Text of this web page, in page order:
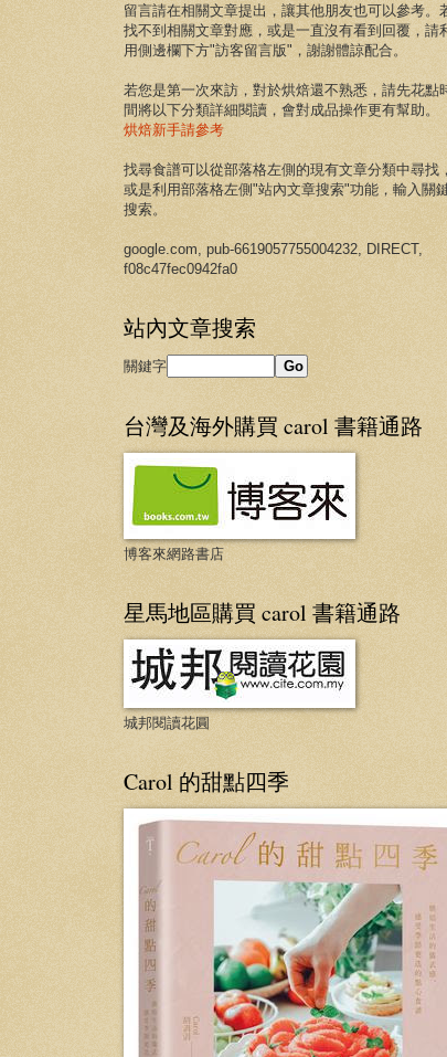
留言請在相關文章提出，讓其他朋友也可以參考。
找不到相關文章對應，或是一直沒有看到回覆，請
用側邊欄下方"訪客留言版"，謝謝體諒配合。
若您是第一次來訪，對於烘焙還不熟悉，請先花點
間將以下分類詳細閱讀，會對成品操作更有幫助。
烘焙新手請參考
找尋食譜可以從部落格左側的現有文章分類中尋找，
或是利用部落格左側"站內文章搜索"功能，輸入關
搜索。
google.com, pub-6619057755004232, DIRECT,
f08c47fec0942fa0
站內文章搜索
關鍵字
台灣及海外購買 carol 書籍通路
博客來網路書店
星馬地區購買 carol 書籍通路
城邦閱讀花圓
Carol 的甜點四季